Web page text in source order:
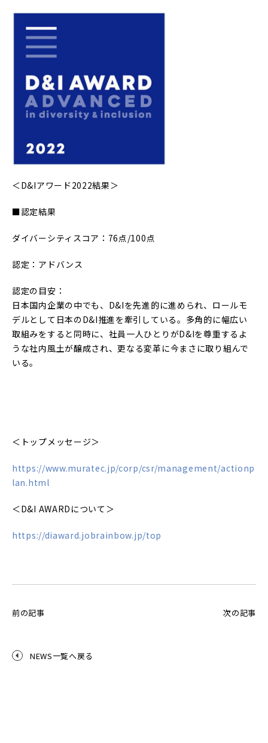
＜D&Iアワード2022結果＞
■認定結果
ダイバーシティスコア：76点/100点
認定：アドバンス
認定の目安：
日本国内企業の中でも、D&Iを先進的に進められ、ロールモ
デルとして日本のD&I推進を牽引している。多角的に幅広い
取組みをすると同時に、社員一人ひとりがD&Iを尊重するよ
うな社内風土が醸成され、更なる変革に今まさに取り組んで
いる。
＜トップメッセージ＞
https://www.muratec.jp/corp/csr/management/actionp
lan.html
＜D&I AWARDについて＞
https://diaward.jobrainbow.jp/top
前の記事 次の記事
NEWS一覧へ戻る